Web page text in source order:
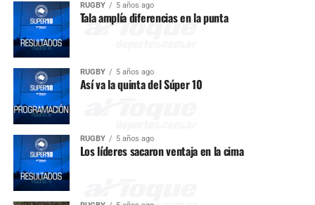
RUGBY 5 años ago
Tala amplía diferencias en la punta
RUGBY 5 años ago
Así va la quinta del Súper 10
RUGBY 5 años ago
Los líderes sacaron ventaja en la cima